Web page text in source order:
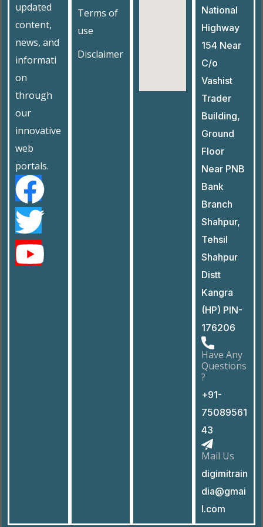
updated
content,
news, and
informati
on
through
our
innovative
web
portals.
Terms of
use
Disclaimer
National
Highway
154 Near
C/o
Vashist
Trader
Building,
Ground
Floor
Near PNB
Bank
Branch
Shahpur,
Tehsil
Shahpur
Distt
Kangra
(HP) PIN-
176206
Have Any
Questions
?
+91-
75089561
43
Mail Us
digimitrain
dia@gmai
l.com